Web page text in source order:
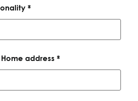
*
address *